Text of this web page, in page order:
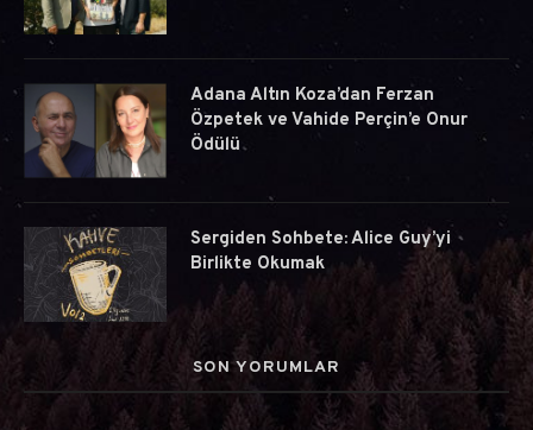
Adana Altın Koza’dan Ferzan
Özpetek ve Vahide Perçin’e Onur
Ödülü
Sergiden Sohbete: Alice Guy’yi
Birlikte Okumak
SON YORUMLAR